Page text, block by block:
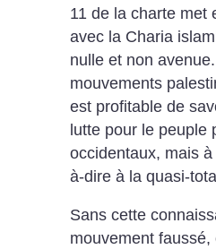
11 de la charte met
avec la Charia
nulle et non avenue.
mouvements
est profitable de
lutte pour le peuple
occidentaux, mais à
à-dire à la quasi-
Sans cette
mouvement